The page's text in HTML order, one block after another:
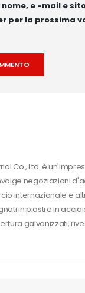
e -mail e
per la prossima
Co., Ltd. è
negoziazioni
internazionale e
in piastre in
galvanizzati,